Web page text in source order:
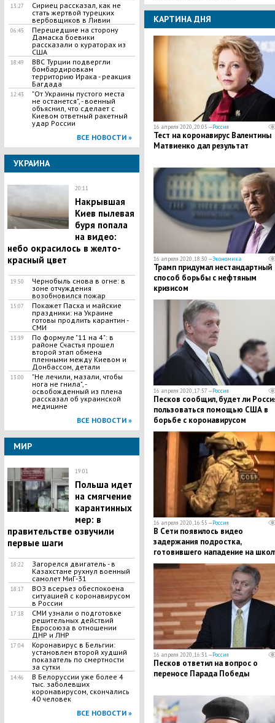
13:27
Сириец рассказал, как не
стать жертвой турецких
вербовщиков в Ливии
06:45
Перешедшие на сторону
Дамаска боевики
рассказали о кураторах из
США
18:49
ВВС Турции подвергли
бомбардировкам
территорию Ирака - реакция
Багдада
12:43
"От Украины пустого места
не останется", - военный
объяснил, что сделает с
Киевом ответный ракетный
удар России
ВСЕ НОВОСТИ »
УКРАИНА
20:11
Накрывшая
Киев пылевая
буря попала
на видео:
небо окрасилось в желто-
красный цвет
19:50
​Чернобыль снова в огне: в
зоне отчуждения
возобновился пожар
15:07
​Покажет Пасха и майские
праздники: на Украине
готовы продлить карантин -
СМИ
13:39
​По формуле "11 на 4": в
районе Счастья прошел
второй этап обмена
пленными между Киевом и
Донбассом, детали
13:00
"Не лечили, мазали, чтобы
нога не гнила", -
освобожденный из плена
рассказал об украинской
медицине
ВСЕ НОВОСТИ »
МИР
19:01
​Польша идет
на смягчение
карантинных
мер: в
правительстве озвучили
первые шаги
18:22
Загорелся двигатель - в
Казахстане рухнул военный
самолет МиГ-31
18:17
​ВОЗ всерьез обеспокоена
ситуацией с коронавирусом
в России
17:18
СМИ узнали о подготовке
решительных действий
Евросоюза в отношении
ДНР и ЛНР
17:04
Коронавирус в Бельгии:
установлен второй худший
показатель по смертности
за сутки
14:46
В Белоруссии уже более 4
тыс. заболевших
коронавирусом, скончались
40 человек
ВСЕ НОВОСТИ »
КАРТИНА ДНЯ
16 апреля 2020, 20:05 —Россия
Тест на коронавирус Валентины
Матвиенко дал результат
16 апреля 2020, 18:30 —Экономика
Трамп придумал нестандартный
способ борьбы с нефтяным
кризисом
16 апреля 2020, 17:57 —Россия
Песков сообщил, будет ли
пользоваться помощью США в
борьбе с коронавирусом
16 апреля 2020, 16:55 —Россия
В Сети появилось видео
задержания подростка,
готовившего нападение на
Красноярске
16 апреля 2020, 16:31 —Россия
Песков ответил на вопрос о
переносе Парада Победы